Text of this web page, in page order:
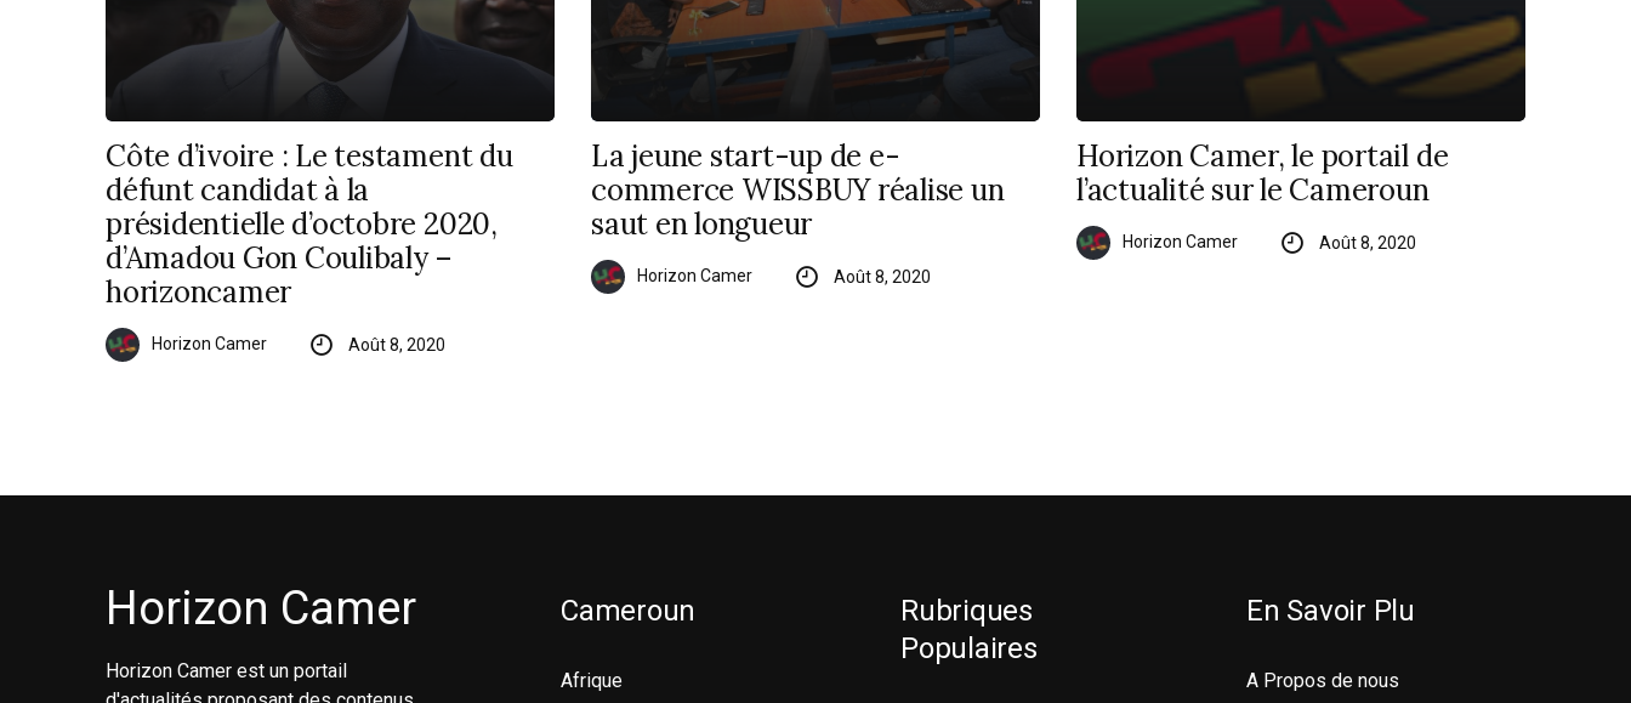
Côte d’ivoire : Le testament du
défunt candidat à la
présidentielle d’octobre 2020,
d’Amadou Gon Coulibaly –
horizoncamer
Horizon Camer Août 8, 2020
La jeune start-up de e-
commerce WISSBUY réalise un
saut en longueur
Horizon Camer Août 8, 2020
Horizon Camer, le portail de
l’actualité sur le Cameroun
Horizon Camer Août 8, 2020
Horizon Camer
Horizon Camer est un portail
Cameroun
Afrique
Rubriques
Populaires
En Savoir Plu
A Propos de nous